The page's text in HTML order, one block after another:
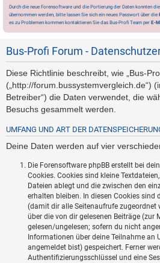
Durch die neue Forensoftware und die Portierung der Daten konnten
übernommen werden, bitte lassen Sie sich ein neues Passwort über die
es zu Problemen kommen kontaktieren Sie das Bus-Profi Team per E-
Bus-Profi Forum -
Diese Richtlinie beschreibt, wie „Bus-
(„http://forum.bussystemvergleich.de“)
Betreiber“) die Daten verwendet, die
Besuchs gesammelt werden.
UMFANG UND ART DER
Deine Daten werden auf vier
Die Forensoftware phpBB erstellt bei
Cookies. Cookies sind kleine
Dateien ablegt und die zwischen den
erhalten bleiben. In diesen Cookies sind
(damit dir alle Seitenaufrufe zugeordnet
über die von dir gelesenen Beiträge (zur
gelesen/ungelesen; sofern du nicht
Informationen über deine Teilnahme an
angemeldet bist) gespeichert. Ferner
Authentifizierungsschlüssel und eine